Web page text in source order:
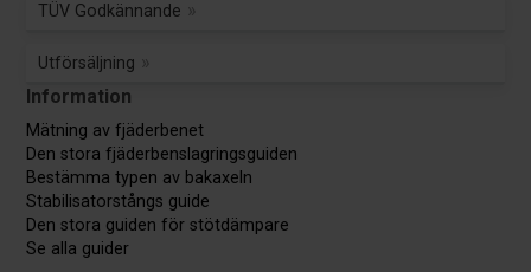
TÜV Godkännande
Utförsäljning
Information
Mätning av fjäderbenet
Den stora fjäderbenslagringsguiden
Bestämma typen av bakaxeln
Stabilisatorstångs guide
Den stora guiden för stötdämpare
Se alla guider